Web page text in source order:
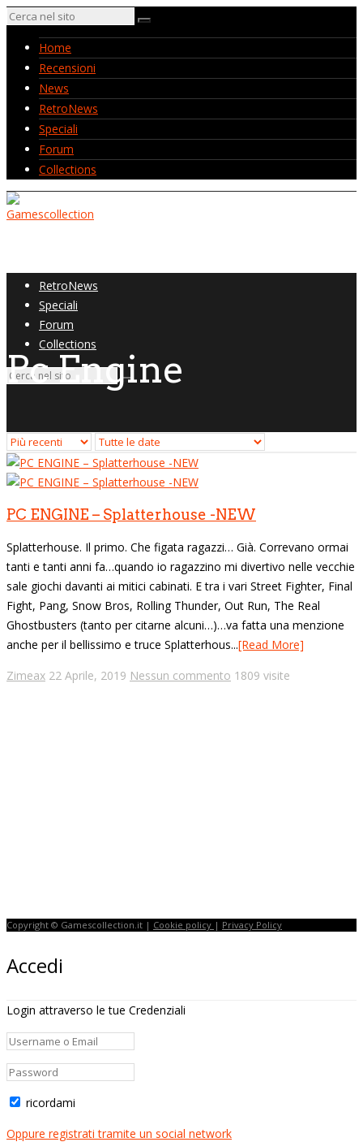
Home
Recensioni
News
RetroNews
Speciali
Forum
Collections
RetroNews
Speciali
Forum
Collections
Pc Engine
PC ENGINE – Splatterhouse -NEW
Splatterhouse. Il primo. Che figata ragazzi… Già. Correvano ormai
tanti e tanti anni fa…quando io ragazzino mi divertivo nelle vecchie
sale giochi davanti ai mitici cabinati. E tra i vari Street Fighter, Final
Fight, Pang, Snow Bros, Rolling Thunder, Out Run, The Real
Ghostbusters (tanto per citarne alcuni…)…va fatta una menzione
anche per il bellissimo e truce Splatterhous...[Read More]
Zimeax 22 Aprile, 2019 Nessun commento 1809 visite
Copyright © Gamescollection.it | Cookie policy | Privacy Policy
Accedi
Login attraverso le tue Credenziali
ricordami
Oppure registrati tramite un social network